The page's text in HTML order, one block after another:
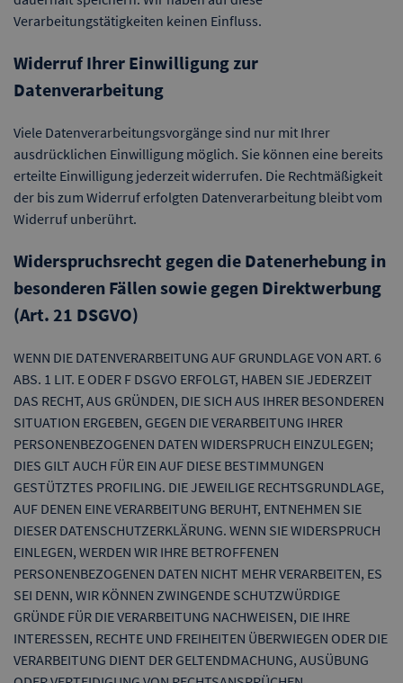
Verarbeitungstätigkeiten keinen Einfluss.
Widerruf Ihrer Einwilligung zur
Datenverarbeitung
Viele Datenverarbeitungsvorgänge sind nur mit Ihrer
ausdrücklichen Einwilligung möglich. Sie können eine bereits
erteilte Einwilligung jederzeit widerrufen. Die Rechtmäßigkeit
der bis zum Widerruf erfolgten Datenverarbeitung bleibt vom
Widerruf unberührt.
Widerspruchsrecht gegen die Datenerhebung in
besonderen Fällen sowie gegen Direktwerbung
(Art. 21 DSGVO)
WENN DIE DATENVERARBEITUNG AUF GRUNDLAGE VON ART. 6
ABS. 1 LIT. E ODER F DSGVO ERFOLGT, HABEN SIE JEDERZEIT
DAS RECHT, AUS GRÜNDEN, DIE SICH AUS IHRER BESONDEREN
SITUATION ERGEBEN, GEGEN DIE VERARBEITUNG IHRER
PERSONENBEZOGENEN DATEN WIDERSPRUCH EINZULEGEN;
DIES GILT AUCH FÜR EIN AUF DIESE BESTIMMUNGEN
GESTÜTZTES PROFILING. DIE JEWEILIGE RECHTSGRUNDLAGE,
AUF DENEN EINE VERARBEITUNG BERUHT, ENTNEHMEN SIE
DIESER DATENSCHUTZERKLÄRUNG. WENN SIE WIDERSPRUCH
EINLEGEN, WERDEN WIR IHRE BETROFFENEN
PERSONENBEZOGENEN DATEN NICHT MEHR VERARBEITEN, ES
SEI DENN, WIR KÖNNEN ZWINGENDE SCHUTZWÜRDIGE
GRÜNDE FÜR DIE VERARBEITUNG NACHWEISEN, DIE IHRE
INTERESSEN, RECHTE UND FREIHEITEN ÜBERWIEGEN ODER DIE
VERARBEITUNG DIENT DER GELTENDMACHUNG, AUSÜBUNG